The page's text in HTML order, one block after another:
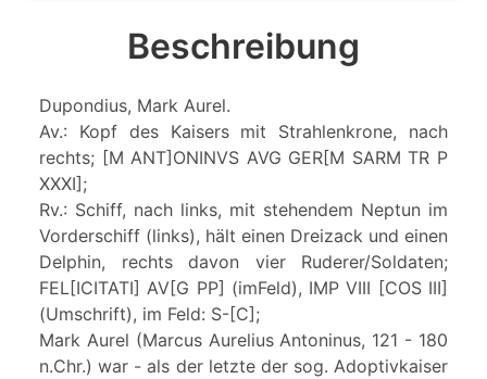
Beschreibung
Dupondius, Mark Aurel.
Av.: Kopf des Kaisers mit Strahlenkrone, nach
rechts; [M ANT]ONINVS AVG GER[M SARM TR P
XXXI];
Rv.: Schiff, nach links, mit stehendem Neptun im
Vorderschiff (links), hält einen Dreizack und einen
Delphin, rechts davon vier Ruderer/Soldaten;
FEL[ICITATI] AV[G PP] (imFeld), IMP VIII [COS III]
(Umschrift), im Feld: S-[C];
Mark Aurel (Marcus Aurelius Antoninus, 121 - 180
n.Chr.) war - als der letzte der sog. Adoptivkaiser